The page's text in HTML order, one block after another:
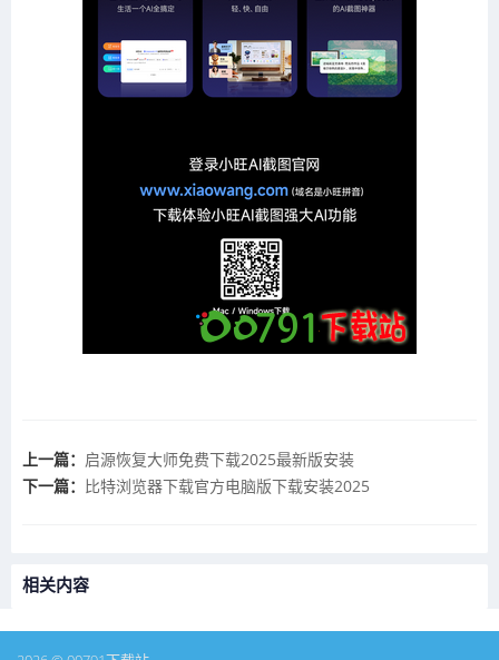
上一篇： 启源恢复大师免费下载2025最新版安装
下一篇： 比特浏览器下载官方电脑版下载安装2025
相关内容